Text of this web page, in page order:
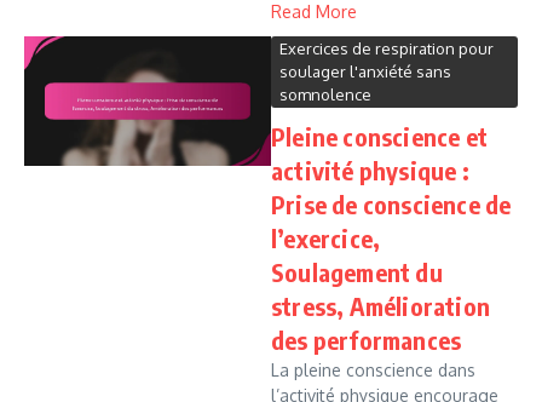
Read More
Exercices de respiration pour
soulager l'anxiété sans
somnolence
Pleine conscience et
activité physique :
Prise de conscience de
l’exercice,
Soulagement du
stress, Amélioration
des performances
La pleine conscience dans
l’activité physique encourage